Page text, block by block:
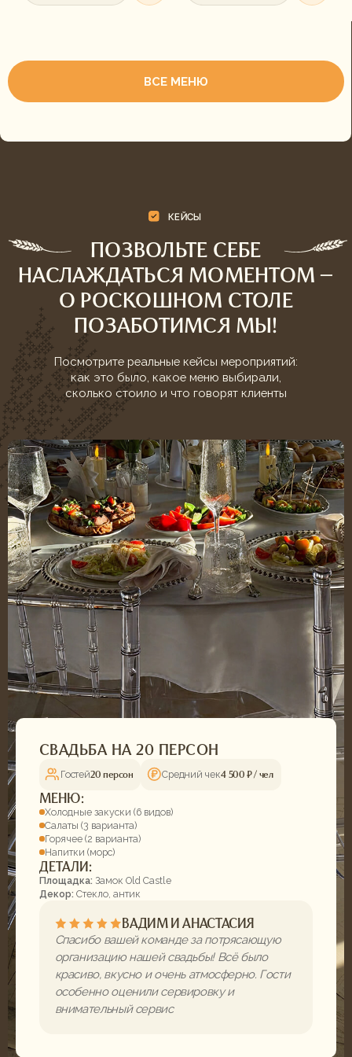
СВАДЬБА НА 20 ПЕРСОН
Гостей 20 персон Средний чек4 500 ₽ / чел
МЕНЮ:
Холодные закуски (6 видов)
Салаты (3 варианта)
Горячее (2 варианта)
Напитки (морс)
ДЕТАЛИ:
Площадка:Замок Old Castle
Декор: Стекло, антик
ВАДИМ И АНАСТАСИЯ
Спасибо вашей команде за потрясающую
организацию нашей свадьбы! Всё было
красиво, вкусно и очень атмосферно. Гости
особенно оценили сервировку и
внимательный сервис
СВАДЬБА НА 80 ГОСТЕЙ
Гостей Средний чек
Холодные закуски (6 видов)
Салаты (2 варианта)
Горячее (2 варианта)
Напитки (морс)
ДЕТАЛИ:
Площадка:Гнездо
Декор:Стекло, мрамор, зеленый
ЕКАТЕРИНА И ПАВЕЛ
Вы сделали наш свадебный вечер по-
именно так, как мы мечтали — от
оформления до подачи блюд. Огромное
спасибо за профессионализм и заботу о